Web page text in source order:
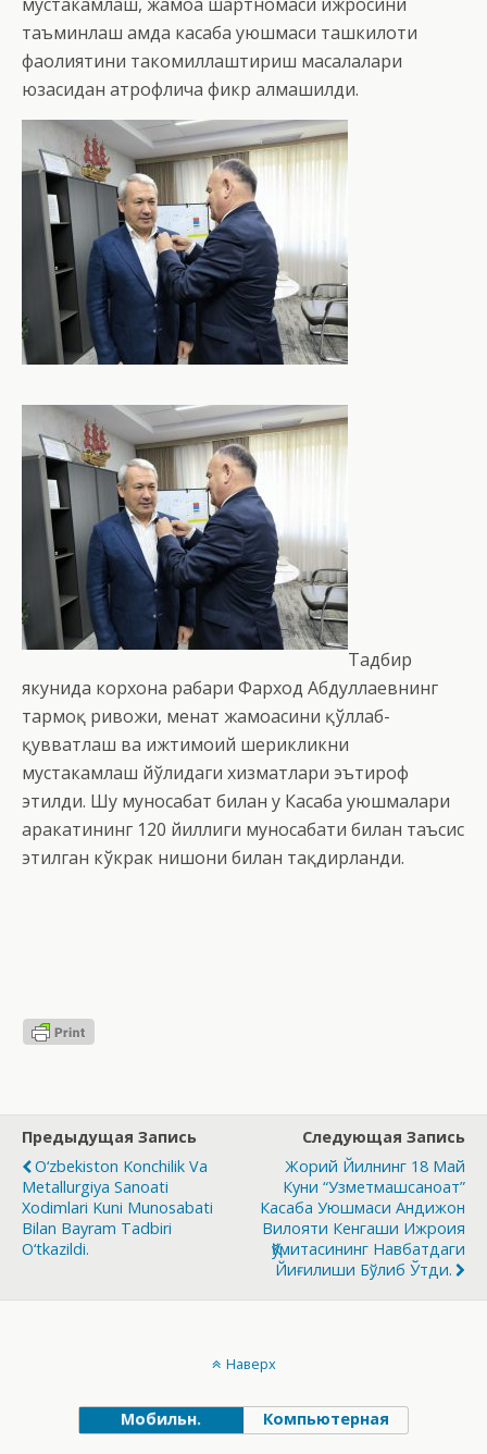
таъминлаш ҳамда касаба уюшмаси ташкилоти
фаолиятини такомиллаштириш масалалари
юзасидан атрофлича фикр алмашилди.
Тадбир
якунида корхона раҳбари Фарход Абдуллаевнинг
тармоқ ривожи, меҳнат жамоасини қўллаб-
қувватлаш ва ижтимоий шерикликни
мустаҳкамлаш йўлидаги хизматлари эътироф
этилди. Шу муносабат билан у Касаба уюшмалари
ҳаракатининг 120 йиллиги муносабати билан таъсис
этилган кўкрак нишони билан тақдирланди.
Предыдущая Запись
O‘zbekiston Konchilik Va
Metallurgiya Sanoati
Xodimlari Kuni Munosabati
Bilan Bayram Tadbiri
O‘tkazildi.
Следующая Запись
Жорий Йилнинг 18 Май
Куни “Узметмашсаноат”
Касаба Уюшмаси Андижон
Вилояти Кенгаши Ижроия
Қўмитасининг Навбатдаги
Йиғилиши Бўлиб Ўтди.
Наверх
Мобильн. Компьютерная